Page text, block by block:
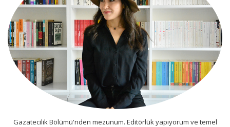
Gazatecilik Bölümü'nden mezunum. Editörlük yapıyorum ve temel